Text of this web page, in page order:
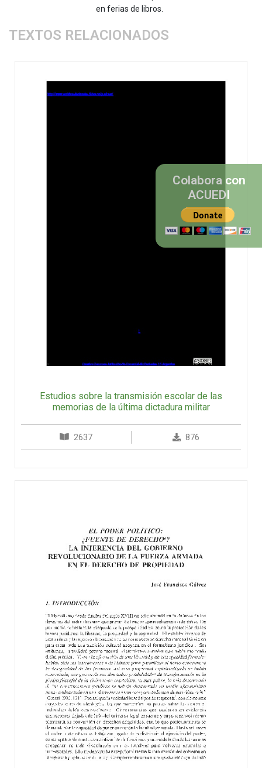
en ferias de libros.
TEXTOS RELACIONADOS
Estudios sobre la transmisión escolar de las
memorias de la última dictadura militar
2637 876
Colabora con
ACUEDI